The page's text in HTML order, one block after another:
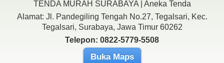
TENDA MURAH SURABAYA | Aneka Tenda
Alamat: Jl. Pandegiling Tengah No.27, Tegalsari, Kec.
Tegalsari, Surabaya, Jawa Timur 60262
Telepon: 0822-5779-5508
Buka Maps